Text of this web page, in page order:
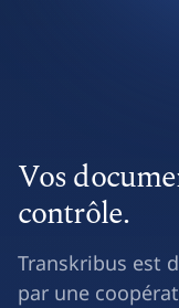
Vos
contrôle.
Transkribus est
par une